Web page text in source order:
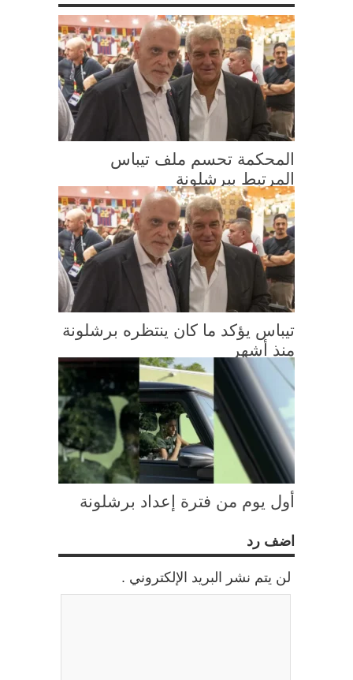
المحكمة تحسم ملف تيباس
المرتبط ببرشلونة
تيباس يؤكد ما كان ينتظره برشلونة
منذ أشهر
أول يوم من فترة إعداد برشلونة
اضف رد
لن يتم نشر البريد الإلكتروني .